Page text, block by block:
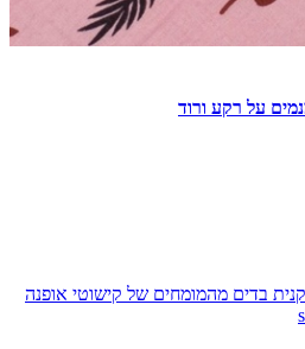
על רקע ורוד
בדים מהמומחים של קישוטי אופנה